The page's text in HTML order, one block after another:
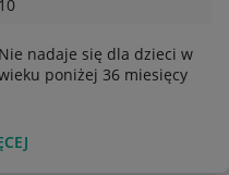
Bombowych Barw to
i fanów gry LEGO®
rozgrywkę z ekranu do
10
Nie nadaje się dla dzieci w
poniżej 36 miesięcy